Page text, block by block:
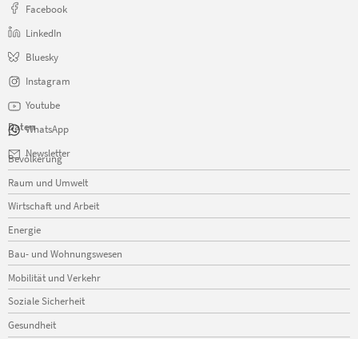
Facebook
LinkedIn
Bluesky
Instagram
Youtube
WhatsApp
Newsletter
Daten
Navigation
überspringen
Bevölkerung
Raum und Umwelt
Wirtschaft und Arbeit
Energie
Bau- und Wohnungswesen
Mobilität und Verkehr
Soziale Sicherheit
Gesundheit